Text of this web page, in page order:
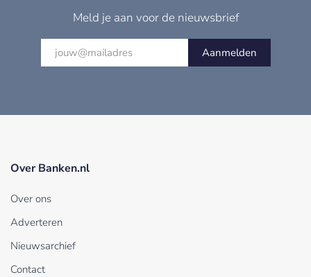
Meld je aan voor de nieuwsbrief
Aanmelden
Over Banken.nl
Over ons
Adverteren
Nieuwsarchief
Contact